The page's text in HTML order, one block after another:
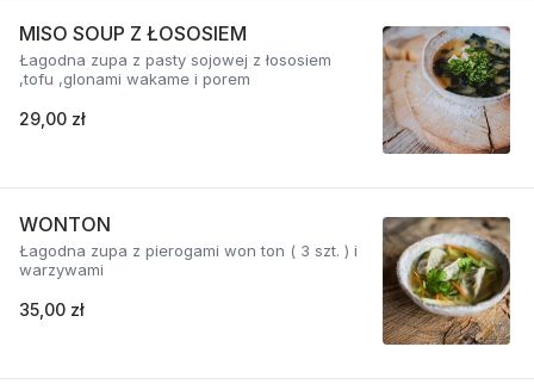
MISO SOUP Z ŁOSOSIEM
Łagodna zupa z pasty sojowej z łososiem
,tofu ,glonami wakame i porem
29,00 zł
WONTON
Łagodna zupa z pierogami won ton ( 3 szt. ) i
warzywami
35,00 zł